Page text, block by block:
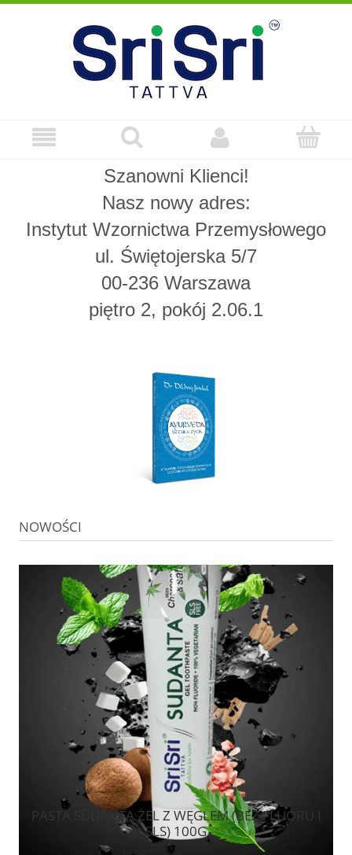
Szanowni Klienci!
Nasz nowy adres:
Instytut Wzornictwa Przemysłowego
ul. Świętojerska 5/7
00-236 Warszawa
piętro 2, pokój 2.06.1
NOWOŚCI
PASTA SUDANTA ŻEL Z WĘGLEM (BEZ FLUORU I
SLS) 100G